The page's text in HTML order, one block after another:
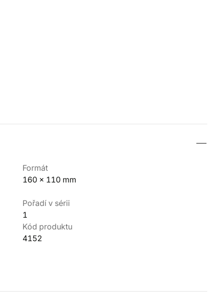
Formát
160 x 110 mm
Pořadí v sérii
1
Kód produktu
4152